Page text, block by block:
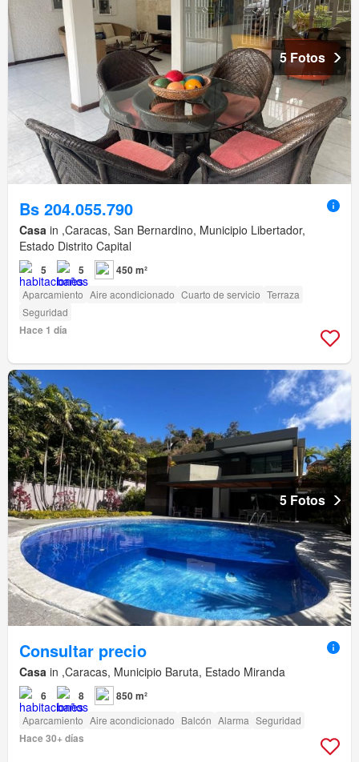
5 Fotos
Bs 204.055.790
Casa in ,Caracas, San Bernardino, Municipio Libertador,
Estado Distrito Capital
5 5 450 m²
Aparcamiento Aire acondicionado Cuarto de servicio Terraza
Seguridad
Hace 1 día
5 Fotos
Consultar precio
Casa in ,Caracas, Municipio Baruta, Estado Miranda
6 8 850 m²
Aparcamiento Aire acondicionado Balcón Alarma Seguridad
Hace 30+ días